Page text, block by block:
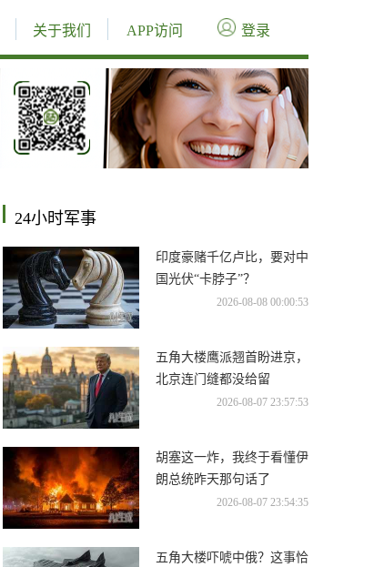
关于我们 APP访问 登录
24小时军事
印度豪赌千亿卢比，要对中
国光伏“卡脖子”？
2026-08-08 00:00:53
五角大楼鹰派翘首盼进京，
北京连门缝都没给留
2026-08-07 23:57:53
胡塞这一炸，我终于看懂伊
朗总统昨天那句话了
2026-08-07 23:54:35
五角大楼吓唬中俄？这事恰